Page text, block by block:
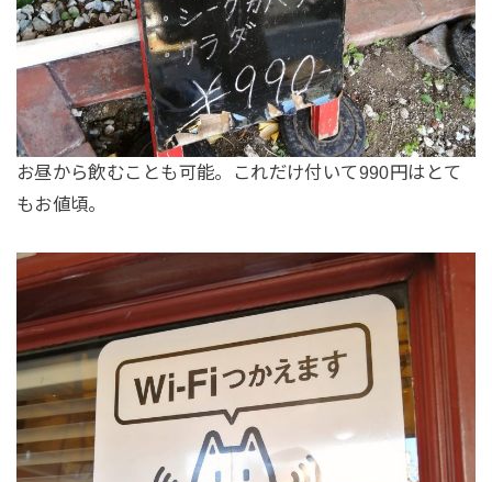
お昼から飲むことも可能。これだけ付いて990円はとて
もお値頃。